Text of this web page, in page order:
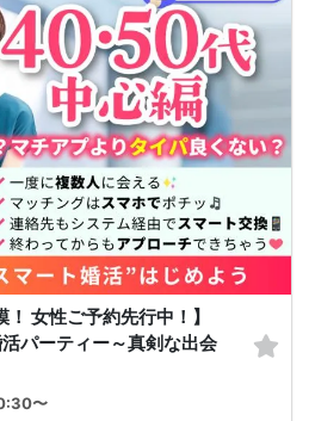
！ 女性ご予約先行中！】
パーティー～真剣な出会
〜